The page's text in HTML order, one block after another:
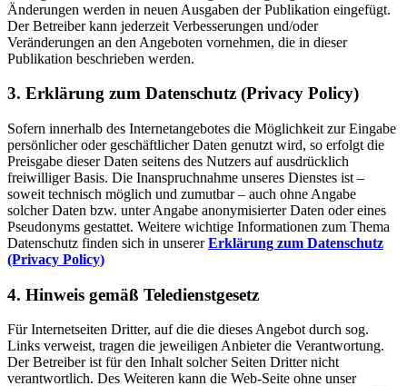
Änderungen werden in neuen Ausgaben der Publikation eingefügt.
Der Betreiber kann jederzeit Verbesserungen und/oder
Veränderungen an den Angeboten vornehmen, die in dieser
Publikation beschrieben werden.
3. Erklärung zum Datenschutz (Privacy Policy)
Sofern innerhalb des Internetangebotes die Möglichkeit zur Eingabe
persönlicher oder geschäftlicher Daten genutzt wird, so erfolgt die
Preisgabe dieser Daten seitens des Nutzers auf ausdrücklich
freiwilliger Basis. Die Inanspruchnahme unseres Dienstes ist –
soweit technisch möglich und zumutbar – auch ohne Angabe
solcher Daten bzw. unter Angabe anonymisierter Daten oder eines
Pseudonyms gestattet. Weitere wichtige Informationen zum Thema
Datenschutz finden sich in unsererErklärung zum Datenschutz
(Privacy Policy)
4. Hinweis gemäß Teledienstgesetz
Für Internetseiten Dritter, auf die die dieses Angebot durch sog.
Links verweist, tragen die jeweiligen Anbieter die Verantwortung.
Der Betreiber ist für den Inhalt solcher Seiten Dritter nicht
verantwortlich. Des Weiteren kann die Web-Seite ohne unser